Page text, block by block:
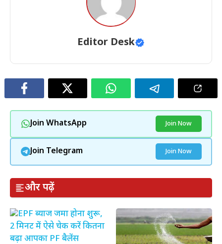
Editor Desk
Join WhatsApp Join Now
Join Telegram Join Now
और पढ़ें